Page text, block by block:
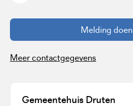
Melding doen
Meer contactgegevens
Gemeentehuis Druten